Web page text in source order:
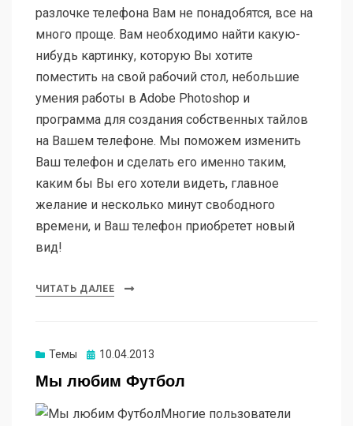
разлочке телефона Вам не понадобятся, все на
много проще. Вам необходимо найти какую-
нибудь картинку, которую Вы хотите
поместить на свой рабочий стол, небольшие
умения работы в Adobe Photoshop и
программа для создания собственных тайлов
на Вашем телефоне. Мы поможем изменить
Ваш телефон и сделать его именно таким,
каким бы Вы его хотели видеть, главное
желание и несколько минут свободного
времени, и Ваш телефон приобретет новый
вид!
ЧИТАТЬ ДАЛЕЕ
Темы Опубликовано
10.04.2013
Мы любим Футбол
Многие пользователи